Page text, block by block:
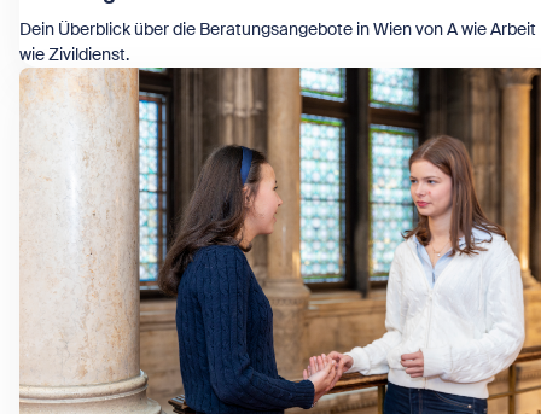
Dein Überblick über die Beratungsangebote in Wien von A wie Arbeit
wie Zivildienst.
Zeige Beratungsstellen